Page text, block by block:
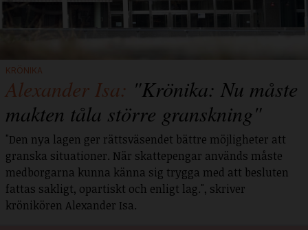
KRÖNIKA
Alexander Isa: "Krönika: Nu måste
makten tåla större granskning"
"Den nya lagen ger rättsväsendet bättre möjligheter att
granska situationer. När skattepengar används måste
medborgarna kunna känna sig trygga med att besluten
fattas sakligt, opartiskt och enligt lag.", skriver
krönikören Alexander Isa.